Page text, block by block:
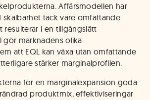
Affärsmodellen har
tack vare omfattande
resulterar i en tillgångslätt
gör marknadens olika
att EQL kan växa utan omfattande
stärker marginalprofilen.
för en marginalexpansion goda
produktmix, effektiviseringar